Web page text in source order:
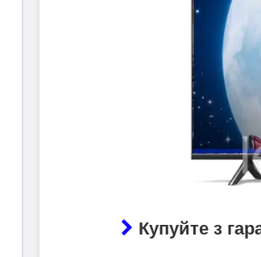
Купуйте з